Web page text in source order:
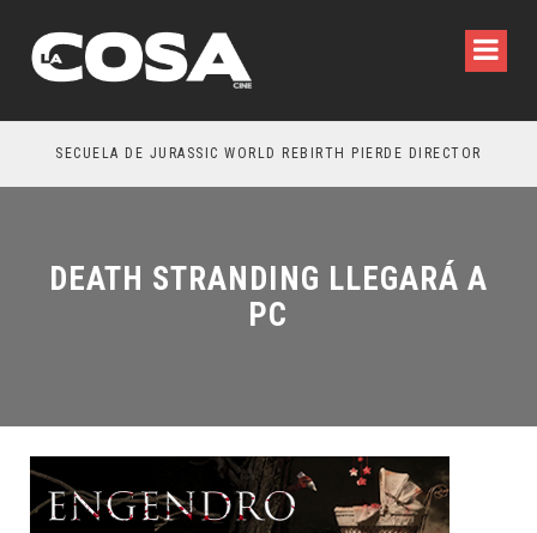
SECUELA DE JURASSIC WORLD REBIRTH PIERDE DIRECTOR
DEATH STRANDING LLEGARÁ A
PC